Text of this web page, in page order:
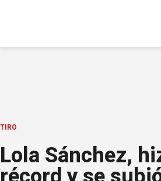
TIRO
Lola Sánchez,